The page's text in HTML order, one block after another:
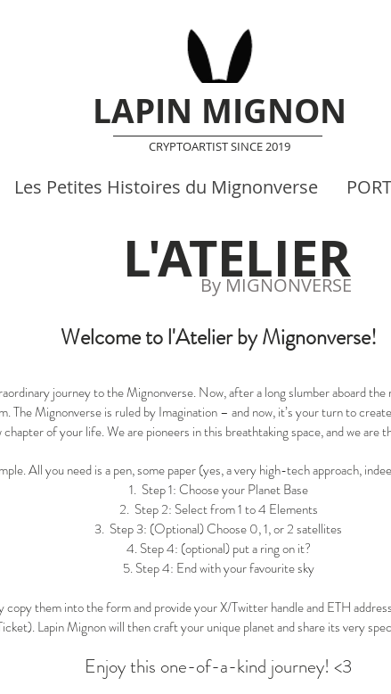
LAPIN MIGNON
CRYPTOARTIST SINCE 2019
Les Petites Histoires du Mignonverse
By MIGNONVERSE
L'ATELIER
Welcome to l'Atelier by Mignonverse!
journey to the Mignonverse. Now, after a long slumber aboard
The Mignonverse is ruled by Imagination – and now, it’s your turn to
chapter of your life. We are pioneers in this breathtaking space, and we are
All you need is a pen, some paper (yes, a very high-tech approach,
Step 1: Choose your Planet Base
Step 2: Select from 1 to 4 Elements
Step 3: (Optional) Choose 0, 1, or 2 satellites
Step 4: (optional) put a ring on it?
Step 4: End with your favourite sky
copy them into the form and provide your X/Twitter handle and ETH
Lapin Mignon will then craft your unique planet and share its very
Enjoy this one-of-a-kind journey! <3